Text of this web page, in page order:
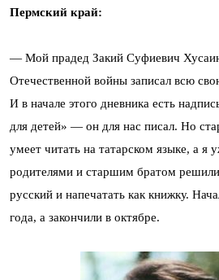
Пермский край:
— Мой прадед Закий Суфиевич
Отечественной войны записал всю
И в начале этого дневника есть
для детей» — он для нас писал. Но
умеет читать на татарском языке, а я
родителями и старшим братом решили
русский и напечатать как книжку.
года, а закончили в октябре.